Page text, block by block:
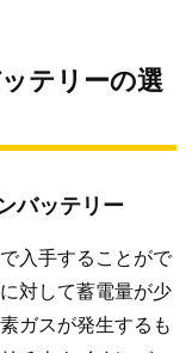
テリーの選
バッテリー
入手することがで
対して蓄電量が少
ガスが発生するも